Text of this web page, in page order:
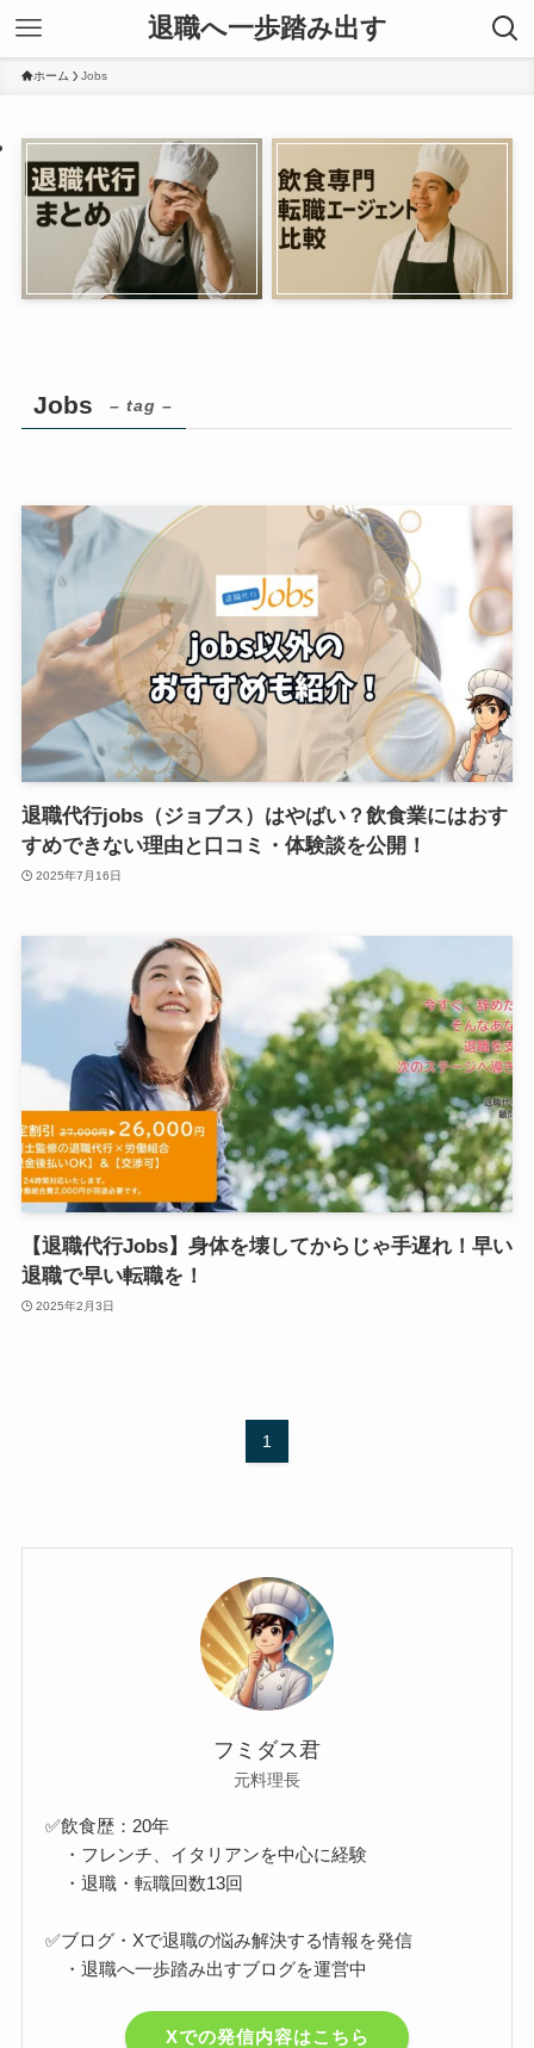
退職へ一歩踏み出す
ホーム Jobs
Jobs – tag –
退職代行jobs（ジョブス）はやばい？飲食業にはおす
すめできない理由と口コミ・体験談を公開！
2025年7月16日
【退職代行Jobs】身体を壊してからじゃ手遅れ！早い
退職で早い転職を！
2025年2月3日
1
フミダス君
元料理長
✅飲食歴：20年
・フレンチ、イタリアンを中心に経験
・退職・転職回数13回
✅ブログ・Xで退職の悩み解決する情報を発信
・退職へ一歩踏み出すブログを運営中
Xでの発信内容はこちら